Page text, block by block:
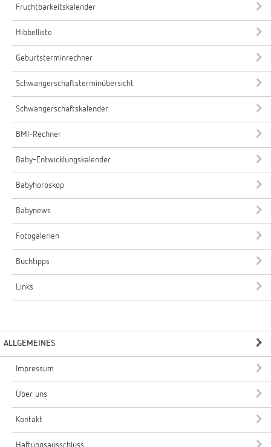
Fruchtbarkeitskalender
Hibbelliste
Geburtsterminrechner
Schwangerschaftsterminübersicht
Schwangerschaftskalender
BMI-Rechner
Baby-Entwicklungskalender
Babyhoroskop
Babynews
Fotogalerien
Buchtipps
Links
ALLGEMEINES
Impressum
Über uns
Kontakt
Haftungsausschluss